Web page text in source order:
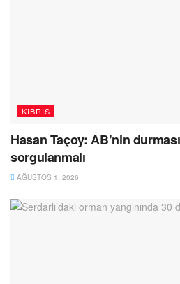
KIBRIS
Hasan Taçoy: AB’nin
sorgulanmalı
AĞUSTOS 1, 2026